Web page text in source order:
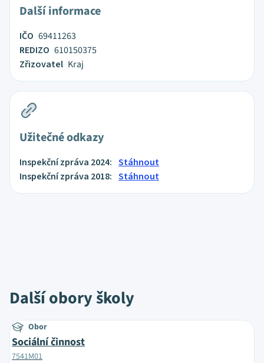
Další informace
IČO 69411263
REDIZO 610150375
Zřizovatel Kraj
Užitečné odkazy
Inspekční zpráva 2024: Stáhnout
Inspekční zpráva 2018: Stáhnout
Další obory školy
Obor
Sociální činnost
7541M01